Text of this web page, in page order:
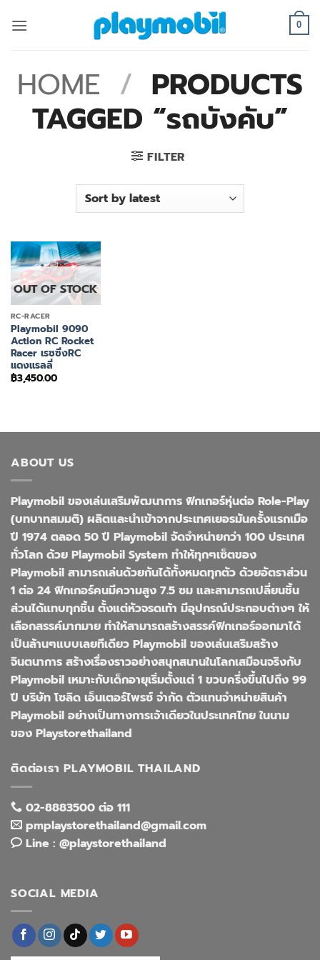
0
HOME / PRODUCTS
TAGGED “รถบังคับ”
FILTER
OUT OF STOCK
RC-RACER
Playmobil 9090
Action RC Rocket
Racer เรซซิ่งRC
แดงแรลลี่
฿3,450.00
ABOUT US
Playmobil ของเล่นเสริมพัฒนาการ ฟิกเกอร์หุ่นต่อ Role-Play
(บทบาทสมมติ) ผลิตและนำเข้าจากประเทศเยอรมันครั้งแรกเมือ
ปี 1974 ตลอด 50 ปี Playmobil จัดจำหน่ายกว่า 100 ประเทศ
ทั่วโลก ด้วย Playmobil System ทำให้ทุกๆเซ็ตของ
Playmobil สามารถเล่นด้วยกันได้ทั้งหมดทุกตัว ด้วยอัตราส่วน
1 ต่อ 24 ฟิกเกอร์คนมีความสูง 7.5 ซม และสามารถเปลี่ยนชิ้น
ส่วนได้แทบทุกชิ้น ตั้งแต่หัวจรดเท้า มีอุปกรณ์ประกอบต่างๆ ให้
เลือกสรรค์มากมาย ทำให้สามารถสร้างสรรค์ฟิกเกอร์ออกมาได้
เป็นล้านๆแบบเลยทีเดียว Playmobil ของเล่นเสริมสร้าง
จินตนาการ สร้างเรื่องราวอย่างสนุกสนานในโลกเสมือนจริงกับ
Playmobil เหมาะกับเด็กอายุเริ่มตั้งแต่ 1 ขวบครึ่งขึ้นไปถึง 99
ปี บริษัท โซลิด เอ็นเตอร์ไพรซ์ จำกัด ตัวแทนจำหน่ายสินค้า
Playmobil อย่างเป็นทางการเจ้าเดียวในประเทศไทย ในนาม
ของ Playstorethailand
ติดต่อเรา PLAYMOBIL THAILAND
02-8883500 ต่อ 111
pmplaystorethailand@gmail.com
Line : @playstorethailand
SOCIAL MEDIA